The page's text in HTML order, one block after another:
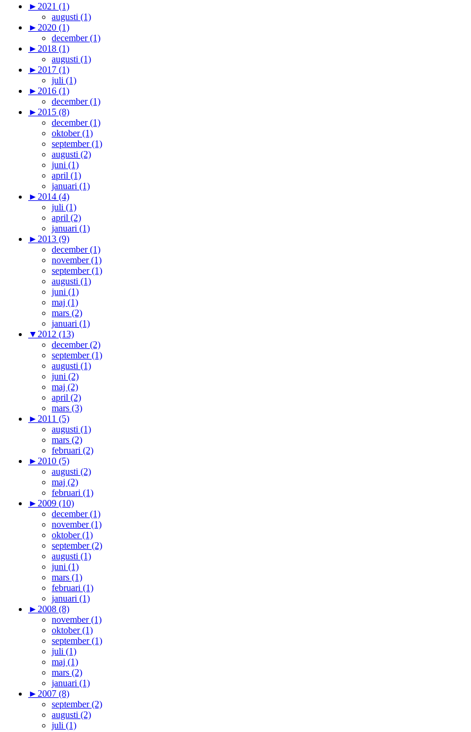
► 2021 (1)
augusti (1)
► 2020 (1)
december (1)
► 2018 (1)
augusti (1)
► 2017 (1)
juli (1)
► 2016 (1)
december (1)
► 2015 (8)
december (1)
oktober (1)
september (1)
augusti (2)
juni (1)
april (1)
januari (1)
► 2014 (4)
juli (1)
april (2)
januari (1)
► 2013 (9)
december (1)
november (1)
september (1)
augusti (1)
juni (1)
maj (1)
mars (2)
januari (1)
▼ 2012 (13)
december (2)
september (1)
augusti (1)
juni (2)
maj (2)
april (2)
mars (3)
► 2011 (5)
augusti (1)
mars (2)
februari (2)
► 2010 (5)
augusti (2)
maj (2)
februari (1)
► 2009 (10)
december (1)
november (1)
oktober (1)
september (2)
augusti (1)
juni (1)
mars (1)
februari (1)
januari (1)
► 2008 (8)
november (1)
oktober (1)
september (1)
juli (1)
maj (1)
mars (2)
januari (1)
► 2007 (8)
september (2)
augusti (2)
juli (1)